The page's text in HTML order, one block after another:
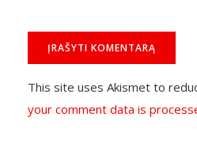
This site uses Akismet to
your comment data is